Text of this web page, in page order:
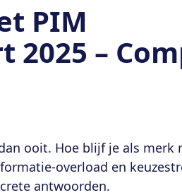
PIM
2025 –
ooit. Hoe blijf je als merk
overload en
antwoorden.